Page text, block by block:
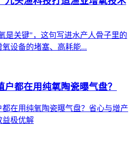
是关键"，这句写进水产人骨子里的
氧设备的堵塞、高耗能...
户都在用纯氧陶瓷曝气盘？
在用纯氧陶瓷曝气盘？省心与增产
益极优解